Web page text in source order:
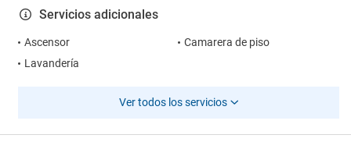
Servicios adicionales
Ascensor
Camarera de piso
Lavandería
Ver todos los servicios